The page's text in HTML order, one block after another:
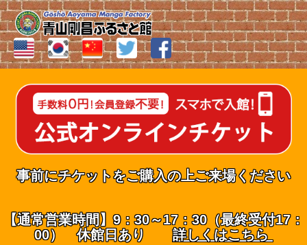
事前にチケットをご購入の上ご来場ください
【通常営業時間】9：30～17：30（最終受付17：
00） 休館日あり詳しくはこちら